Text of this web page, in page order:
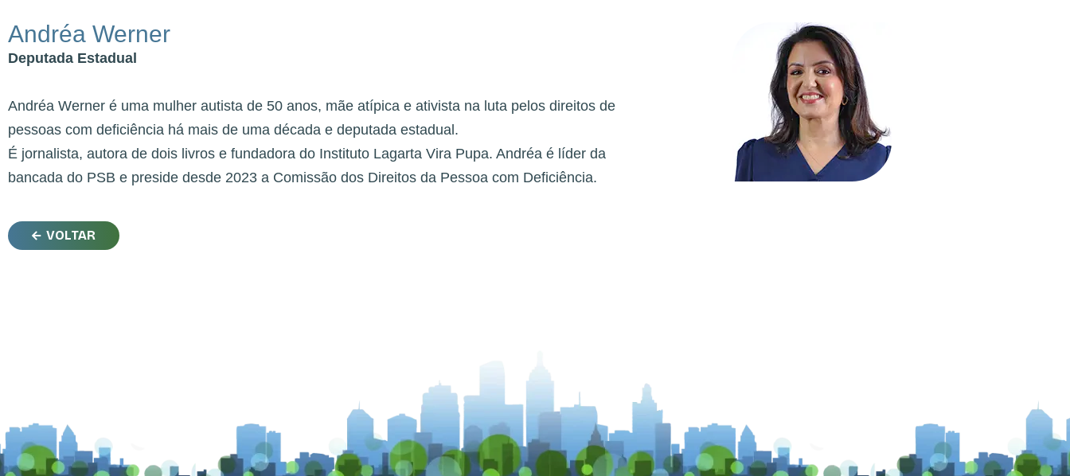
Andréa Werner
Deputada Estadual
Andréa Werner é uma mulher autista de 50 anos, mãe atípica e ativista na luta pelos direitos de
pessoas com deficiência há mais de uma década e deputada estadual.
É jornalista, autora de dois livros e fundadora do Instituto Lagarta Vira Pupa. Andréa é líder da
bancada do PSB e preside desde 2023 a Comissão dos Direitos da Pessoa com Deficiência.
VOLTAR